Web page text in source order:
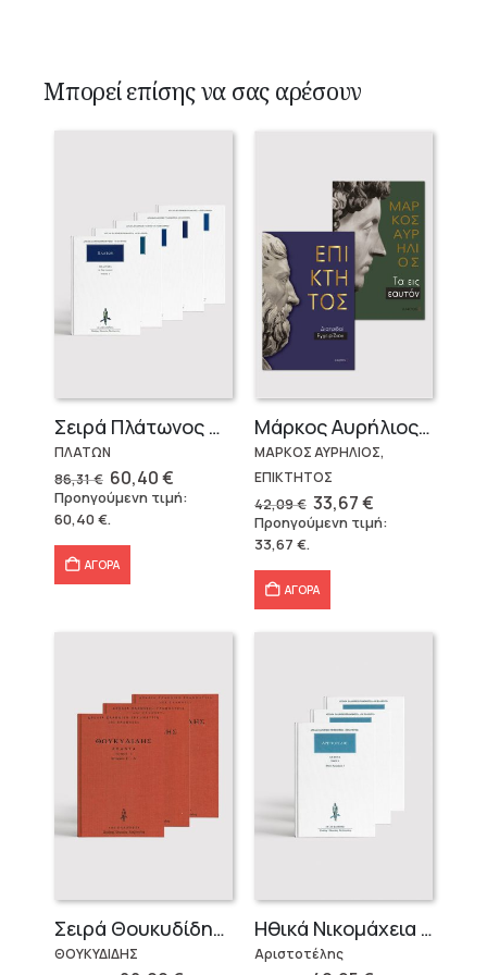
Μπορεί επίσης να σας αρέσουν
Σειρά Πλάτωνος Πολιτεία
ΠΛΑΤΩΝ
86,31€ Original
price
was:
86,31 €.
60,40€Η
τρέχουσα
τιμή
Προηγούμενη τιμή:
60,40€.
ΑΓΟΡΑ
Μάρκος Αυρήλιος & Επίκτητος (Επίτομα)
ΜΑΡΚΟΣ ΑΥΡΗΛΙΟΣ,
ΕΠΙΚΤΗΤΟΣ
42,09€ Original
price
was:
33,67€Η
τρέχουσα
τιμή
Προηγούμενη τιμή:
33,67 €.
ΑΓΟΡΑ
Σειρά Θουκυδίδης – Δεμένο (4 τόμοι)
ΘΟΥΚΥΔΙΔΗΣ
Ηθικά Νικομάχεια (3 τόμοι)
Αριστοτέλης